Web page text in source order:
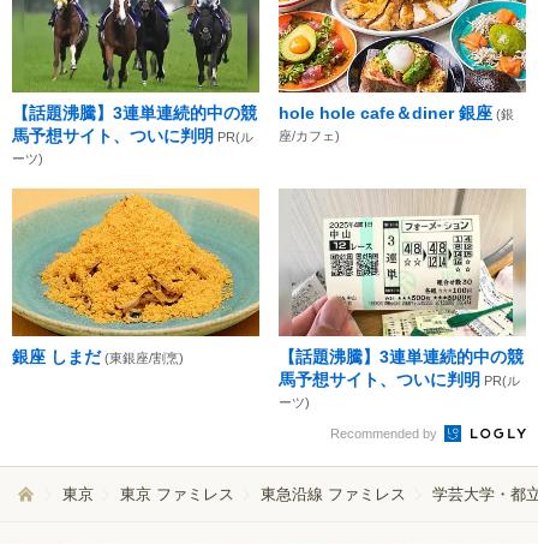
【話題沸騰】3連単連続的中の競
馬予想サイト、ついに判明 PR(ル
ーツ)
hole hole cafe＆diner 銀座 (銀
座/カフェ)
銀座 しまだ (東銀座/割烹)
【話題沸騰】3連単連続的中の競
馬予想サイト、ついに判明 PR(ル
ーツ)
Recommended by
東京 東京 ファミレス 東急沿線 ファミレス 学芸大学・都